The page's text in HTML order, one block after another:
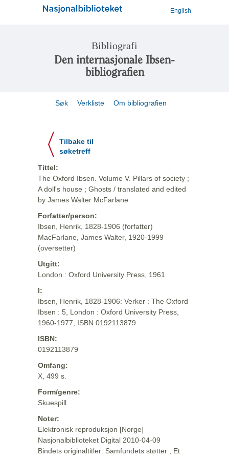
English
Bibliografi
Den internasjonale Ibsen-
bibliografien
Søk Verkliste Om bibliografien
Tilbake til
søketreff
Tittel:
The Oxford Ibsen. Volume V. Pillars of society ;
A doll's house ; Ghosts / translated and edited
by James Walter McFarlane
Forfatter/person:
Ibsen, Henrik, 1828-1906 (forfatter)
MacFarlane, James Walter, 1920-1999
(oversetter)
Utgitt:
London : Oxford University Press, 1961
I:
Ibsen, Henrik, 1828-1906: Verker : The Oxford
Ibsen : 5, London : Oxford University Press,
1960-1977, ISBN 0192113879
ISBN:
0192113879
Omfang:
X, 499 s.
Form/genre:
Skuespill
Noter:
Elektronisk reproduksjon [Norge]
Nasjonalbiblioteket Digital 2010-04-09
Bindets originaltitler: Samfundets støtter ; Et